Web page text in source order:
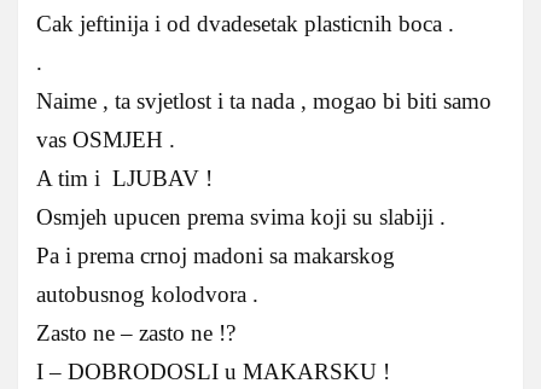
Cak jeftinija i od dvadesetak plasticnih boca .
.
Naime , ta svjetlost i ta nada , mogao bi biti samo
vas OSMJEH .
A tim i LJUBAV !
Osmjeh upucen prema svima koji su slabiji .
Pa i prema crnoj madoni sa makarskog
autobusnog kolodvora .
Zasto ne – zasto ne !?
I – DOBRODOSLI u MAKARSKU !